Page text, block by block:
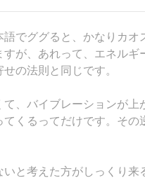
語でググると、かなりカオ
が、あれって、エネルギ
の法則と同じです。
、バイブレーションが上
くるってだけです。その
と考えた方がしっくり来